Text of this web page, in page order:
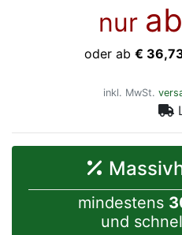
nur ab
oder ab €
inkl. MwSt.
mindestens
und